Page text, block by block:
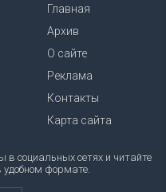
Главная
Архив
О сайте
Реклама
Контакты
Карта сайта
социальных сетях и читайте
удобном формате.